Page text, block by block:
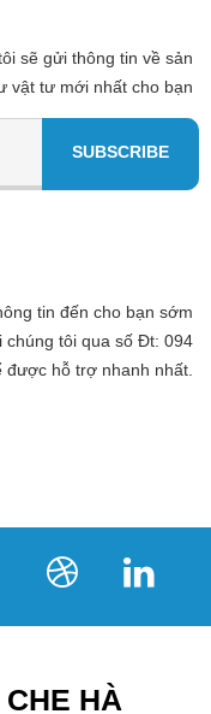
sẽ gửi thông tin về sản
vật tư mới nhất cho bạn
tin đến cho bạn sớm
chúng tôi qua số Đt: 094
hỗ trợ nhanh nhất.
HÀ